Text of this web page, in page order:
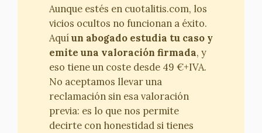
Aunque estés en cuotalitis.com, los
vicios ocultos no funcionan a éxito.
Aquí un abogado estudia tu caso y
emite una valoración firmada, y
eso tiene un coste desde 49 €+IVA.
No aceptamos llevar una
reclamación sin esa valoración
previa: es lo que nos permite
decirte con honestidad si tienes